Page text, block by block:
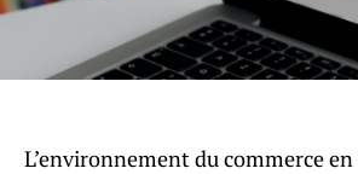
L’environnement du commerce